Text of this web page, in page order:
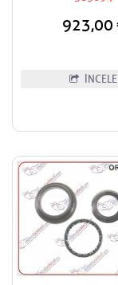
923,00
İNCELE